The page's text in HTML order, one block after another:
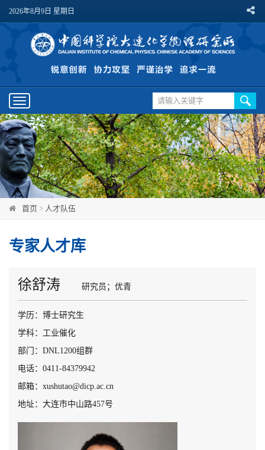
2026年8月9日 星期日
Toggle
navigation
首页 > 人才队伍
专家人才库
徐舒涛 研究员；优青
学历：博士研究生
学科：工业催化
部门：DNL1200组群
电话：0411-84379942
邮箱：xushutao@dicp.ac.cn
地址：大连市中山路457号